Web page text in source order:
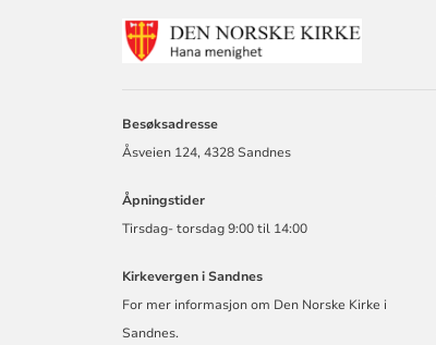
Besøksadresse
Åsveien 124, 4328 Sandnes
Åpningstider
Tirsdag- torsdag 9:00 til 14:00
Kirkevergen i Sandnes
For mer informasjon om Den Norske Kirke i
Sandnes.